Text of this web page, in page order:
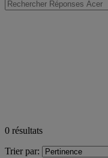
0 résultats
Trier par: